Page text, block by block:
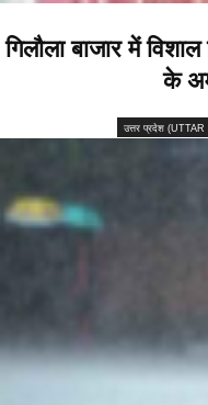
गिलौला बाजार में
के
उत्तर प्रदेश